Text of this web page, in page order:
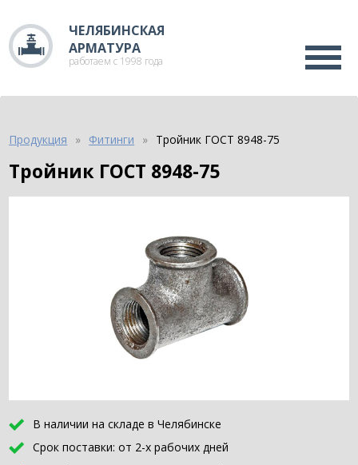
ЧЕЛЯБИНСКАЯ
АРМАТУРА
работаем с 1998 года
Продукция Фитинги Тройник ГОСТ 8948-75
Тройник ГОСТ 8948-75
В наличии на складе в Челябинске
Срок поставки: от 2-х рабочих дней